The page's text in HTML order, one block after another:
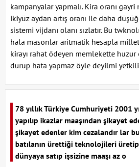
kampanyalar yapmalı. Kira oranı gayri
ikiyüz aydan artış oranı ile daha
sistemi vijdanı olanı sızlatır. Bu
hala masonlar aritmatik hesapla
kirayı rahat ödeyen memlekette huzur
durup hata yapmaz öyle deyilmi
78 yıllık Türkiye Cumhuriyeti 2001
yapılıp ikazlar maaşından şikayet
şikayet edenler kim cezalandır lar
batılanın ürettiği teknolojileri üretip
dünyaya satıp işsizine maaşı az o